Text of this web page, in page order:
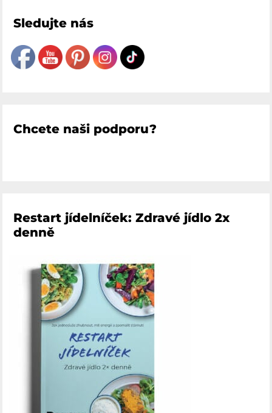
Sledujte nás
Chcete naši podporu?
Restart jídelníček: Zdravé jídlo 2x
denně